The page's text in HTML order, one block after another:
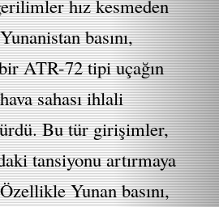
hız kesmeden
basını,
ATR-72 tipi uçağın
sahası ihlali
Bu tür girişimler,
tansiyonu artırmaya
Yunan basını,